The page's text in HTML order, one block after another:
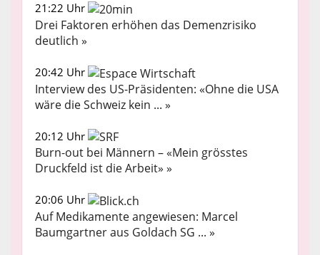
21:22 Uhr
Drei Faktoren erhöhen das Demenzrisiko
deutlich »
20:42 Uhr
Interview des US-Präsidenten: «Ohne die USA
wäre die Schweiz kein ... »
20:12 Uhr
Burn-out bei Männern – «Mein grösstes
Druckfeld ist die Arbeit» »
20:06 Uhr
Auf Medikamente angewiesen: Marcel
Baumgartner aus Goldach SG ... »